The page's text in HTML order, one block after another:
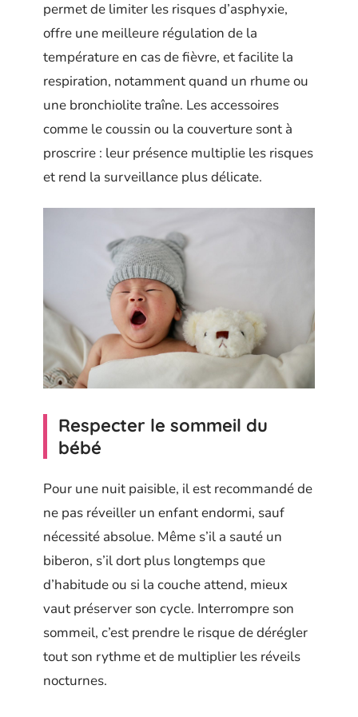
permet de limiter les risques d’asphyxie,
offre une meilleure régulation de la
température en cas de fièvre, et facilite la
respiration, notamment quand un rhume ou
une bronchiolite traîne. Les accessoires
comme le coussin ou la couverture sont à
proscrire : leur présence multiplie les risques
et rend la surveillance plus délicate.
Respecter le sommeil du
bébé
Pour une nuit paisible, il est recommandé de
ne pas réveiller un enfant endormi, sauf
nécessité absolue. Même s’il a sauté un
biberon, s’il dort plus longtemps que
d’habitude ou si la couche attend, mieux
vaut préserver son cycle. Interrompre son
sommeil, c’est prendre le risque de dérégler
tout son rythme et de multiplier les réveils
nocturnes.